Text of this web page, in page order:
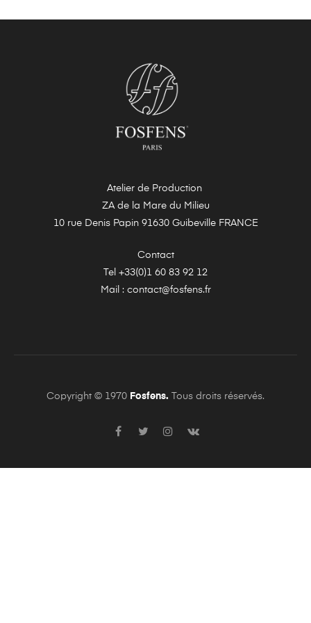
Atelier de Production
ZA de la Mare du Milieu
10 rue Denis Papin 91630 Guibeville FRANCE
Contact
Tel +33(0)1 60 83 92 12
Mail : contact@fosfens.fr
Copyright © 1970 Fosfens. Tous droits réservés.